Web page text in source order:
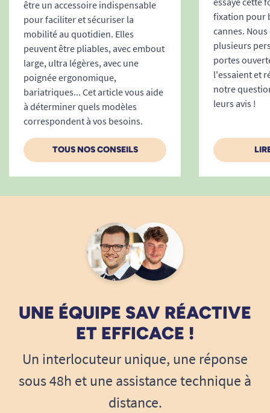
être un accessoire indispensable
pour faciliter et sécuriser la
mobilité au quotidien. Elles
peuvent être pliables, avec embout
large, ultra légères, avec une
poignée ergonomique,
bariatriques... Cet article vous aide
à déterminer quels modèles
correspondent à vos besoins.
TOUS NOS CONSEILS
fixation pour
cannes.
plusieurs
portes
l'essaient et
notre
leurs avis !
UNE ÉQUIPE SAV RÉACTIVE
ET EFFICACE !
Un interlocuteur unique, une réponse
sous 48h et une assistance technique à
distance.